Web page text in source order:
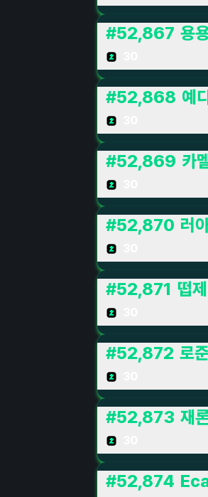
#52,867 용
#52,868 예
#52,869 카
#52,870 러
#52,871 떱제
#52,872 로
#52,873 재
#52,874